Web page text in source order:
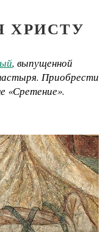
ХРИСТУ
, выпущенной
Приобрести
«Сретение».